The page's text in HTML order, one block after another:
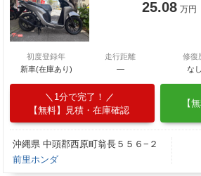
25.08 万円
初度登録年
新車(在庫あり)
走行距離
―
修復
なし
1分で完了！
【無料】見積・在庫確認
【
沖縄県 中頭郡西原町翁長５５６−２
前里ホンダ